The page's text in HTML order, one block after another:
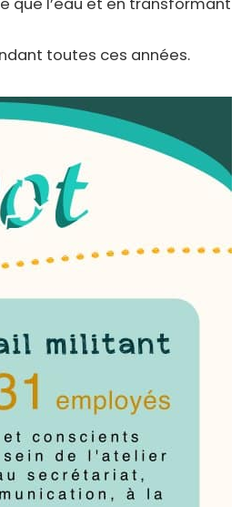
toutes ces années.